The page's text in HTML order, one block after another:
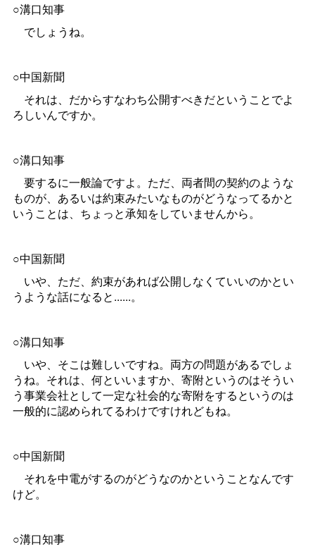
○溝口知事
でしょうね。
○中国新聞
それは、だからすなわち公開すべきだということでよ
ろしいんですか。
○溝口知事
要するに一般論ですよ。ただ、両者間の契約のような
ものが、あるいは約束みたいなものがどうなってるかと
いうことは、ちょっと承知をしていませんから。
○中国新聞
いや、ただ、約束があれば公開しなくていいのかとい
うような話になると......。
○溝口知事
いや、そこは難しいですね。両方の問題があるでしょ
うね。それは、何といいますか、寄附というのはそうい
う事業会社として一定な社会的な寄附をするというのは
一般的に認められてるわけですけれどもね。
○中国新聞
それを中電がするのがどうなのかということなんです
けど。
○溝口知事